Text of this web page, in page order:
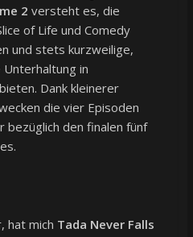
2 versteht es, die
of Life und Comedy
und stets kurzweilige,
in
Dank kleinerer
die vier Episoden
bezüglich den finalen fünf
hat mich Tada Never Falls